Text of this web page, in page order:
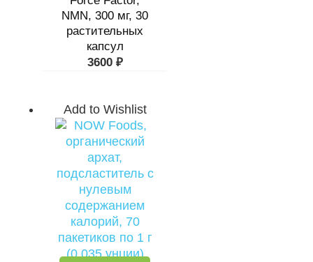
NMN, 300 мг, 30
растительных
капсул
3600 ₽
Add to Wishlist